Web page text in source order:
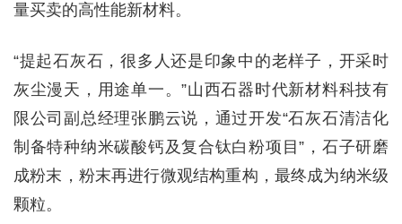
量买卖的高性能新材料。
“提起石灰石，很多人还是印象中的老样子，开采时
灰尘漫天，用途单一。”山西石器时代新材料科技有
限公司副总经理张鹏云说，通过开发“石灰石清洁化
制备特种纳米碳酸钙及复合钛白粉项目”，石子研磨
成粉末，粉末再进行微观结构重构，最终成为纳米级
颗粒。